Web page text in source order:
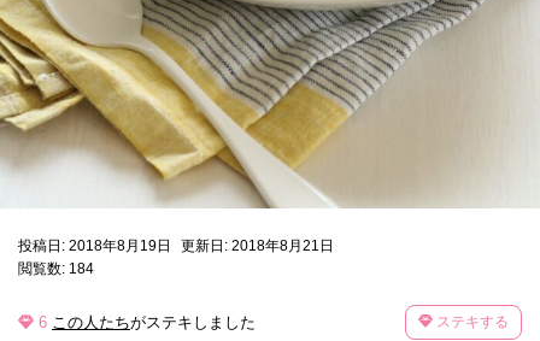
投稿日: 2018年8月19日
更新日: 2018年8月21日
閲覧数: 184
6 この人たちがステキしました ステキする